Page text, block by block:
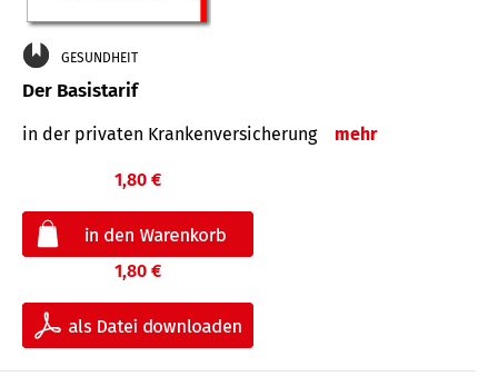
GESUNDHEIT
Der Basistarif
in der privaten Kran­ken­ver­siche­rung mehr
1,80 €
1,80 €